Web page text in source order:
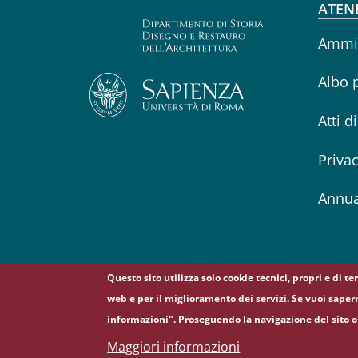
Albo
Atti
Questo sito utilizza solo cookie tecnici, propri e di
web e per il miglioramento dei servizi. Se vuoi
informazioni". Proseguendo la navigazione del sito
Maggiori informazioni